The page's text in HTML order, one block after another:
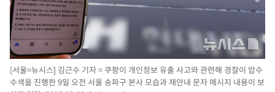
[서울=뉴시스] 김근수 기자 = 쿠팡이 개인정보 유출 사고와 관련해 경찰이 압수
수색을 진행한 9일 오전 서울 송파구 본사 모습과 재안내 문자 메시지 내용이 보